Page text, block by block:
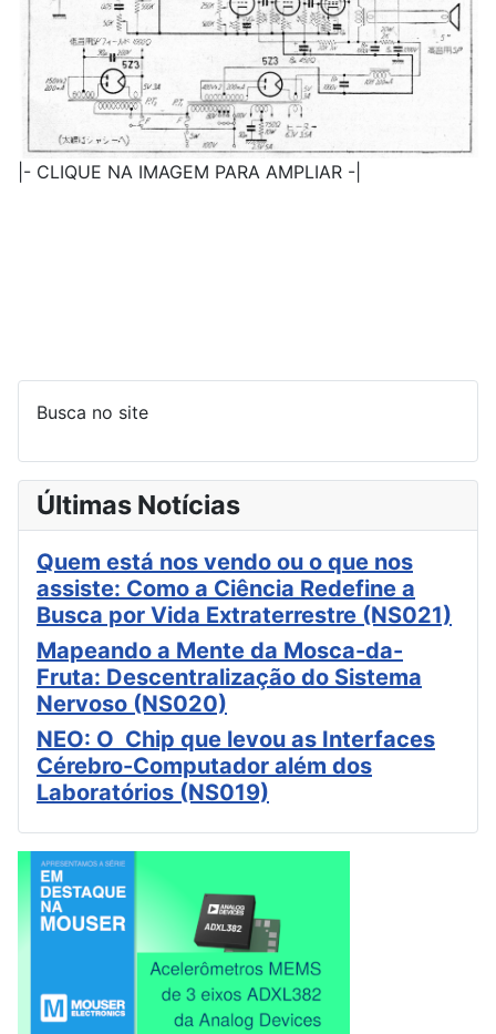
|- CLIQUE NA IMAGEM PARA AMPLIAR -|
Busca no site
Últimas Notícias
Quem está nos vendo ou o que nos
assiste: Como a Ciência Redefine a
Busca por Vida Extraterrestre (NS021)
Mapeando a Mente da Mosca-da-
Fruta: Descentralização do Sistema
Nervoso (NS020)
NEO: O Chip que levou as Interfaces
Cérebro-Computador além dos
Laboratórios (NS019)